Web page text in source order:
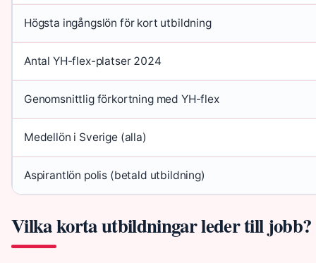
Högsta ingångslön för kort utbildning
Antal YH-flex-platser 2024
Genomsnittlig förkortning med YH-flex
Medellön i Sverige (alla)
Aspirantlön polis (betald utbildning)
Vilka korta utbildningar leder till jobb?